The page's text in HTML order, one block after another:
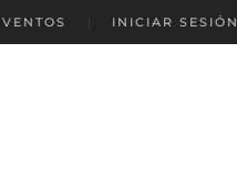
INICIAR SESIÓN